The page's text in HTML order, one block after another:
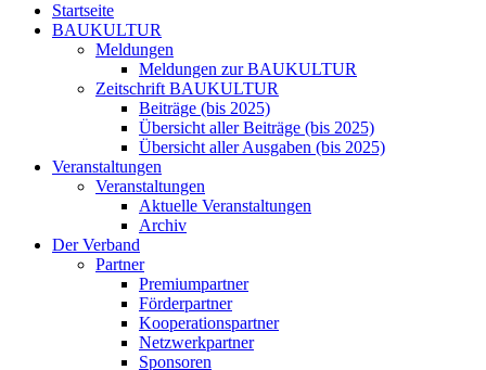
Startseite
BAUKULTUR
Meldungen
Meldungen zur BAUKULTUR
Zeitschrift BAUKULTUR
Beiträge (bis 2025)
Übersicht aller Beiträge (bis 2025)
Übersicht aller Ausgaben (bis 2025)
Veranstaltungen
Veranstaltungen
Aktuelle Veranstaltungen
Archiv
Der Verband
Partner
Premiumpartner
Förderpartner
Kooperationspartner
Netzwerkpartner
Sponsoren